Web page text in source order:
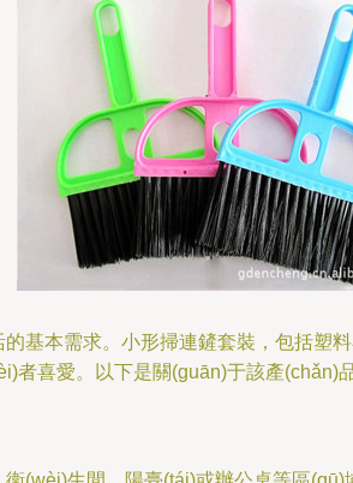
基本需求。小形掃連鏟套裝，包括塑
喜愛。以下是關(guān)于該產(chǎn)